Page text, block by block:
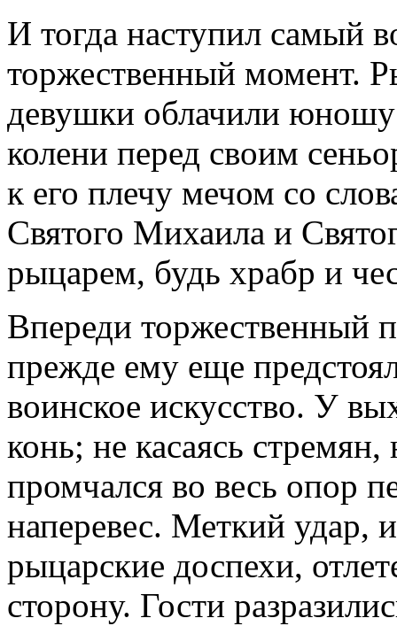
И тогда наступил самый
торжественный момент.
девушки облачили
колени перед своим
к его плечу мечом со
Святого Михаила и
рыцарем, будь храбр и
Впереди торжественный
прежде ему еще
воинское искусство. У
конь; не касаясь
промчался во весь опор
наперевес. Меткий удар,
рыцарские доспехи,
сторону. Гости